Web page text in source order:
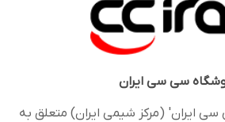
سی سی ایران
سی ایران' (مرکز شیمی ایران) متعلق به